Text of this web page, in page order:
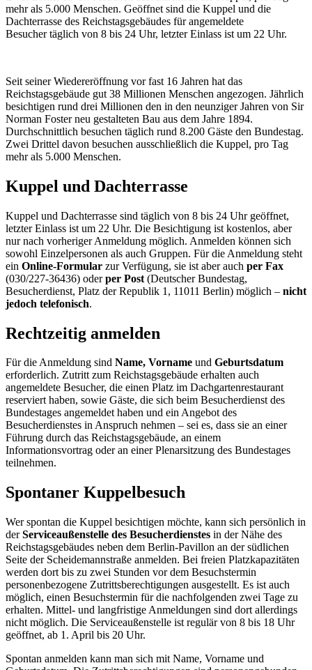
mehr als 5.000 Menschen. Geöffnet sind die Kuppel und die
Dachterrasse des Reichstagsgebäudes für angemeldete
Besucher täglich von 8 bis 24 Uhr, letzter Einlass ist um 22 Uhr.
Seit seiner Wiedereröffnung vor fast 16 Jahren hat das
Reichstagsgebäude gut 38 Millionen Menschen angezogen. Jährlich
besichtigen rund drei Millionen den in den neunziger Jahren von Sir
Norman Fosterneu gestalteten Bau aus dem Jahre 1894.
Durchschnittlich besuchen täglich rund 8.200 Gäste den Bundestag.
Zwei Drittel davon besuchen ausschließlich die Kuppel, pro Tag
mehr als 5.000 Menschen.
Kuppel und Dachterrasse
Kuppel und Dachterrasse sind täglich von 8 bis 24 Uhr geöffnet,
letzter Einlass ist um 22 Uhr. Die Besichtigung ist kostenlos, aber
nur nach vorheriger Anmeldung möglich. Anmelden können sich
sowohl Einzelpersonen als auch Gruppen. Für die Anmeldung steht
ein Online-Formular zur Verfügung, sie ist aber auch per Fax
(030/227-36436) oderper Post (Deutscher Bundestag,
Besucherdienst, Platz der Republik 1, 11011 Berlin) möglich – nicht
jedoch telefonisch.
Rechtzeitig anmelden
Für die Anmeldung sind Name, Vorname und Geburtsdatum
erforderlich. Zutritt zum Reichstagsgebäude erhalten auch
angemeldete Besucher, die einen Platz im Dachgartenrestaurant
reserviert haben, sowie Gäste, die sich beim Besucherdienst des
Bundestages angemeldet haben und ein Angebot des
Besucherdienstes in Anspruch nehmen – sei es, dass sie an einer
Führung durch das Reichstagsgebäude, an einem
Informationsvortrag oder an einer Plenarsitzung des Bundestages
teilnehmen.
Spontaner Kuppelbesuch
Wer spontan die Kuppel besichtigen möchte, kann sich persönlich in
derServiceaußenstelle des Besucherdienstes in der Nähe des
Reichstagsgebäudes neben dem Berlin-Pavillon an der südlichen
Seite der Scheidemannstraße anmelden. Bei freien Platzkapazitäten
werden dort bis zu zwei Stunden vor dem Besuchstermin
personenbezogene Zutrittsberechtigungen ausgestellt. Es ist auch
möglich, einen Besuchstermin für die nachfolgenden zwei Tage zu
erhalten. Mittel- und langfristige Anmeldungen sind dort allerdings
nicht möglich. Die Serviceaußenstelle ist regulär von 8 bis 18 Uhr
geöffnet, ab 1. April bis 20 Uhr.
Spontan anmelden kann man sich mit Name, Vorname und